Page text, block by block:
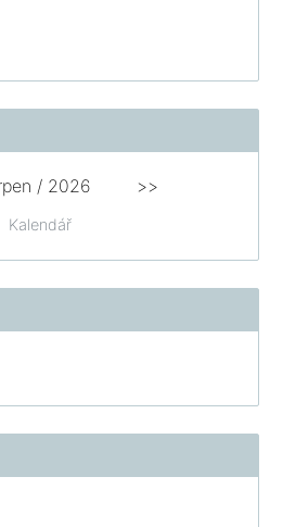
Kalendář
/ 2026 >>